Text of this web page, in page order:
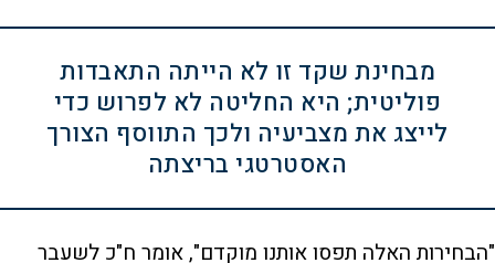
מבחינת שקד זו לא הייתה התאבדות
פוליטית; היא החליטה לא לפרוש כדי
לייצג את מצביעיה ולכך התווסף הצורך
האסטרטגי בריצתה
"הבחירות האלה תפסו אותנו מוקדם", אומר ח"כ לשעבר